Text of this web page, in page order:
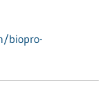
biopro-